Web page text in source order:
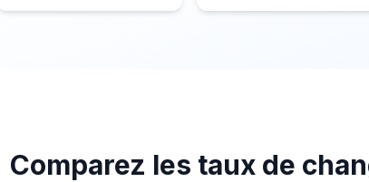
Comparez les taux de